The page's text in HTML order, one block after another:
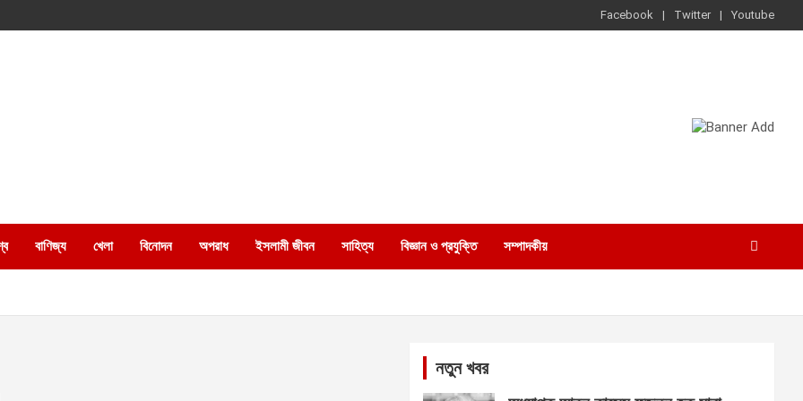
Facebook Twitter Youtube
বাণিজ্য খেলা বিনোদন অপরাধ ইসলামী জীবন সাহিত্য বিজ্ঞান ও প্রযুক্তি সম্পাদকীয়
নতুন খবর